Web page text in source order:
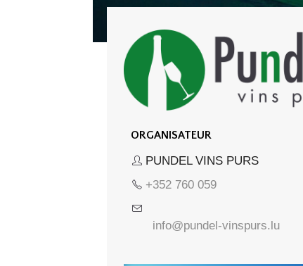
ORGANISATEUR
PUNDEL VINS PURS
+352 760 059
info@pundel-vinspurs.lu